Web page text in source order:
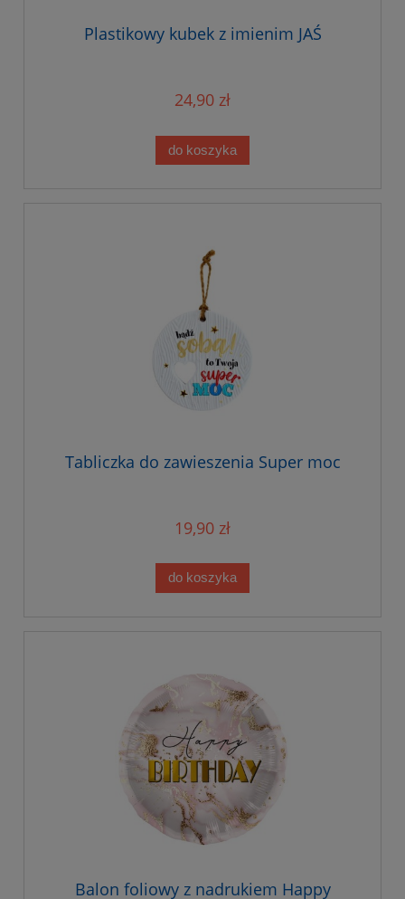
Plastikowy kubek z imienim JAŚ
24,90 zł
do koszyka
Tabliczka do zawieszenia Super moc
19,90 zł
do koszyka
Balon foliowy z nadrukiem Happy